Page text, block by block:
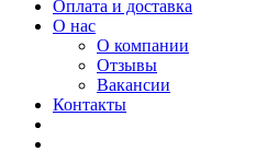
Оплата и доставка
О нас
О компании
Отзывы
Вакансии
Контакты